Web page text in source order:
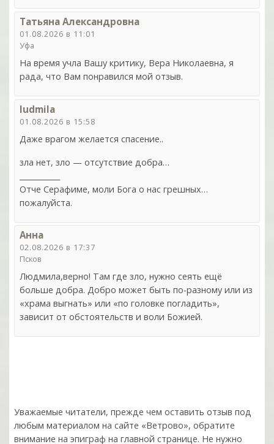
Татьяна Александровна
01.08.2026 в 11:01
Уфа
На время учла Вашу критику, Вера Николаевна, я
рада, что Вам понравился мой отзыв.
ludmila
01.08.2026 в 15:58
Даже врагом желается спасение..
зла нет, зло — отсутствие добра…
Отче Серафиме, моли Бога о нас грешных…
пожалуйста.
Анна
02.08.2026 в 17:37
Псков
Людмила,верно! Там где зло, нужно сеять ещё
больше добра. Добро может быть по-разному или из
«храма выгнать» или «по головке погладить»,
зависит от обстоятельств и воли Божией.
Уважаемые читатели, прежде чем оставить отзыв под
любым материалом на сайте «Ветрово», обратите
внимание на эпиграф на главной странице. Не нужно